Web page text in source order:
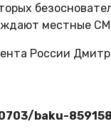
местные
России
baku-